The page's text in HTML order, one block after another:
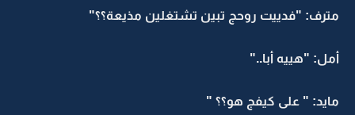
مترف: "فدييت روحج تبين تشتغلين مذيعة؟؟"
أمل: "هييه أبا.."
مايد: " على كيفج هو؟؟ "